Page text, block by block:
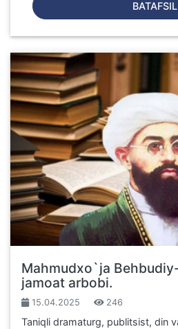
BATAFSIL
Mahmudxo`ja
jamoat arbobi.
15.04.2025 246
Taniqli dramaturg, publitsist, din